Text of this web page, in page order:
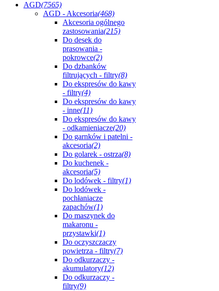
AGD(7565)
AGD - Akcesoria(468)
Akcesoria ogólnego
zastosowania(215)
Do desek do
prasowania -
pokrowce(2)
Do dzbanków
filtrujących - filtry(8)
Do ekspresów do kawy
- filtry(4)
Do ekspresów do kawy
- inne(11)
Do ekspresów do kawy
- odkamieniacze(20)
Do garnków i patelni -
akcesoria(2)
Do golarek - ostrza(8)
Do kuchenek -
akcesoria(5)
Do lodówek - filtry(1)
Do lodówek -
pochłaniacze
zapachów(1)
Do maszynek do
makaronu -
przystawki(1)
Do oczyszczaczy
powietrza - filtry(7)
Do odkurzaczy -
akumulatory(12)
Do odkurzaczy -
filtry(9)